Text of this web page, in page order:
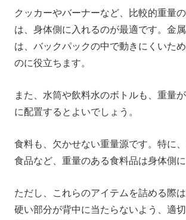
クッカーやバーナーなど、比較的重量
は、身体側に入れるのが最適です。金
は、バックパックの中で動きにくいた
のに役立ちます。
また、水筒や飲料水のボトルも、重量
に配置するとよいでしょう。
食料も、欠かせない重量源です。特に
食品など、重量のある食料品は身体側に
ただし、これらのアイテムを詰める際
硬い部分が背中に当たらないよう、適